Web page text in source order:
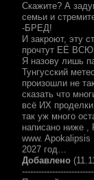
Скажите? А
семьи и
-БРЕД!
И закроют, эту
прочтут ЕЁ
Я назову лишь
Тунгусский
произошли не
сказать что
всё ИХ
так уж много
написано
www. Apokalipsis
2027 год…
Добавлено